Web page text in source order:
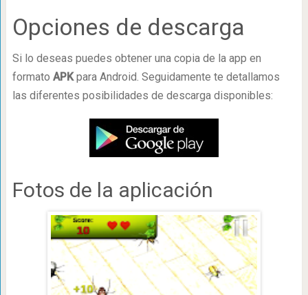
Opciones de descarga
Si lo deseas puedes obtener una copia de la app en
formato APKpara Android. Seguidamente te detallamos
las diferentes posibilidades de descarga disponibles:
Fotos de la aplicación